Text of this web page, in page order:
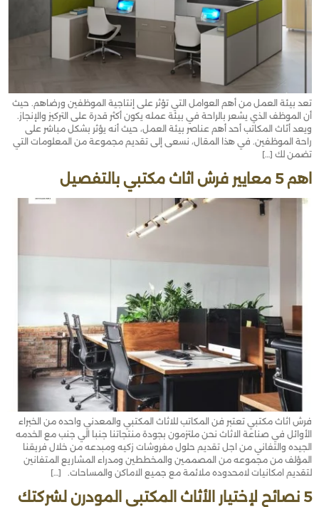
تعد بيئة العمل من أهم العوامل التي تؤثر على إنتاجية الموظفين ورضاهم. حيث
أن الموظف الذي يشعر بالراحة في بيئة عمله يكون أكثر قدرة على التركيز والإنجاز.
ويعد أثاث المكاتب أحد أهم عناصر بيئة العمل، حيث أنه يؤثر بشكل مباشر على
راحة الموظفين. في هذا المقال، نسعى إلى تقديم مجموعة من المعلومات التي
تضمن لك […]
اهم 5 معايير فرش اثاث مكتبي بالتفصيل
فرش اثاث مكتبي تعتبر فن المكاتب للاثاث المكتبي والمعدني واحده من الخبراء
الأوائل في صناعة الاثاث نحن ملتزمون بجودة منتجاتنا جنبا الي جنب مع الخدمه
الجيده والتفاني من اجل تقديم حلول مفروشات زكيه ومبدعه من خلال فريقنا
المؤلف من مجموعه من المصممين والمخططين ومدراء المشاريع المتفانين
لتقديم امكانيات لامحدوده ملائمة مع جميع الاماكن والمساحات. […]
5 نصائح لإختيار الأثاث المكتبي المودرن لشركتك